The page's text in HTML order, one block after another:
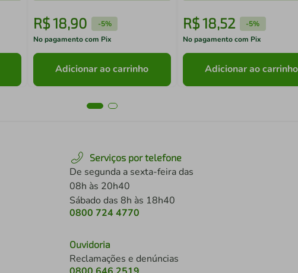
R$18,90 -5%
No pagamento com Pix
Adicionar ao carrinho
R$18,52 -5%
No pagamento com Pix
Adicionar ao carrinho
Serviços por telefone
De segunda a sexta-feira das
08h às 20h40
Sábado das 8h às 18h40
0800 724 4770
Ouvidoria
Reclamações e denúncias